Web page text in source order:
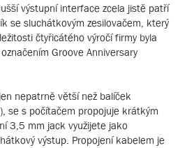
výstupní interface zcela jistě patří
se sluchátkovým zesilovačem, který
čtyřicátého výročí firmy byla
Groove Anniversary
nepatrně větší než balíček
se s počítačem propojuje krátkým
3,5 mm jack využijete jako
výstup. Propojení kabelem je